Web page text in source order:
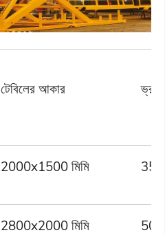
টেবিলের আকার
2000x1500 মিমি
2800x2000 মিমি